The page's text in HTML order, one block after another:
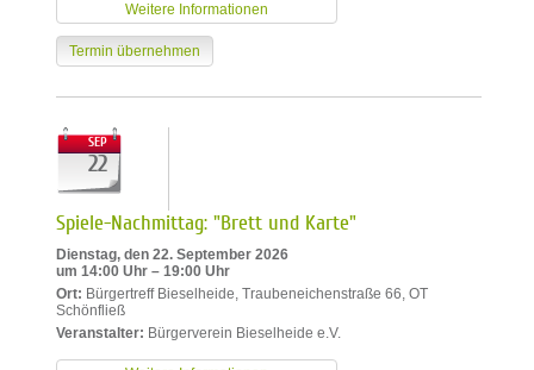
Weitere Informationen
Termin übernehmen
SEP
22
Spiele-Nachmittag: "Brett und Karte"
Dienstag, den 22. September 2026
um 14:00 Uhr – 19:00 Uhr
Ort: Bürgertreff Bieselheide, Traubeneichenstraße 66, OT
Schönfließ
Veranstalter: Bürgerverein Bieselheide e.V.